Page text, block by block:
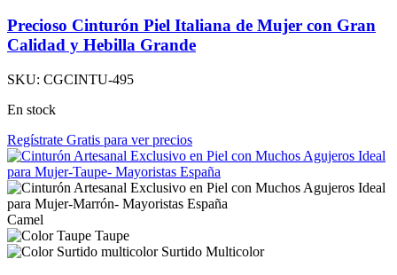
Precioso Cinturón Piel Italiana de Mujer con Gran
Calidad y Hebilla Grande
SKU: CGCINTU-495
En stock
Regístrate Gratis para ver precios
Camel
Taupe
Surtido Multicolor